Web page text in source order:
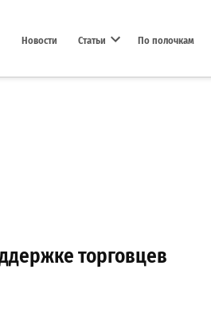
Новости Статьи По полочкам
торговцев